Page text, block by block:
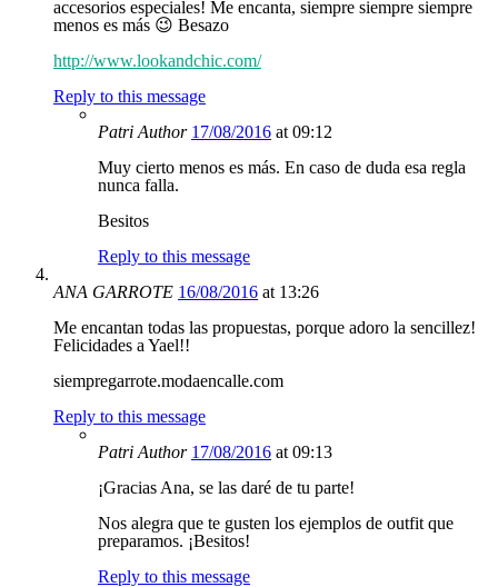
accesorios especiales! Me encanta, siempre siempre siempre
menos es más 😉 Besazo
http://www.lookandchic.com/
Reply to this message
Patri Author 17/08/2016 at 09:12
Muy cierto menos es más. En caso de duda esa regla
nunca falla.
Besitos
Reply to this message
ANA GARROTE 16/08/2016 at 13:26
Me encantan todas las propuestas, porque adoro la sencillez!
Felicidades a Yael!!
siempregarrote.modaencalle.com
Reply to this message
Patri Author 17/08/2016 at 09:13
¡Gracias Ana, se las daré de tu parte!
Nos alegra que te gusten los ejemplos de outfit que
preparamos. ¡Besitos!
Reply to this message